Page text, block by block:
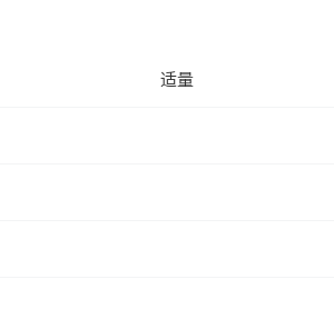
适量